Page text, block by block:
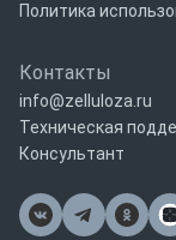
Политика
Контакты
info@zelluloza.ru
Техническая
Консультант